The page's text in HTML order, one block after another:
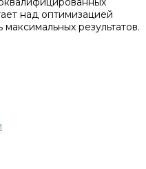
над оптимизацией
результатов.